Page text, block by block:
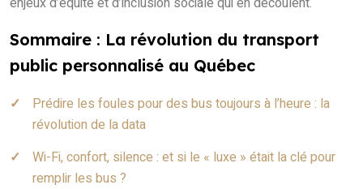
Sommaire : La révolution du transport
public personnalisé au Québec
Prédire les foules pour des bus toujours à l’heure : la
révolution de la data
Wi-Fi, confort, silence : et si le « luxe » était la clé pour
remplir les bus ?